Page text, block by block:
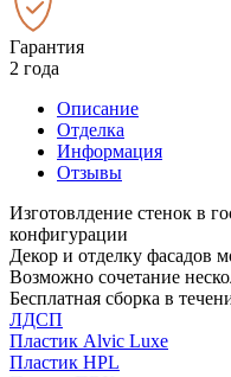
Гарантия
2 года
Описание
Отделка
Информация
Отзывы
Изготовлдение стенок в
конфигурации
Декор и отделку фасадов
Возможно сочетание
Бесплатная сборка в
ЛДСП
Пластик Alvic Luxe
Пластик HPL